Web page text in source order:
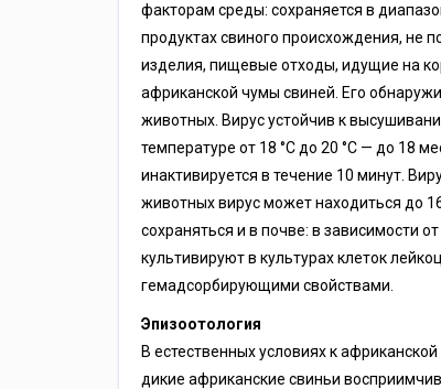
факторам среды: сохраняется в
продуктах свиного происхождения, не
изделия, пищевые отходы, идущие на
африканской чумы свиней. Его
животных. Вирус устойчив к
температуре от 18 °C до 20 °C — до 18
инактивируется в течение 10 минут.
животных вирус может находиться до
сохраняться и в почве: в зависимости
культивируют в культурах клеток
гемадсорбирующими свойствами.
Эпизоотология
В естественных условиях к
дикие африканские свиньи